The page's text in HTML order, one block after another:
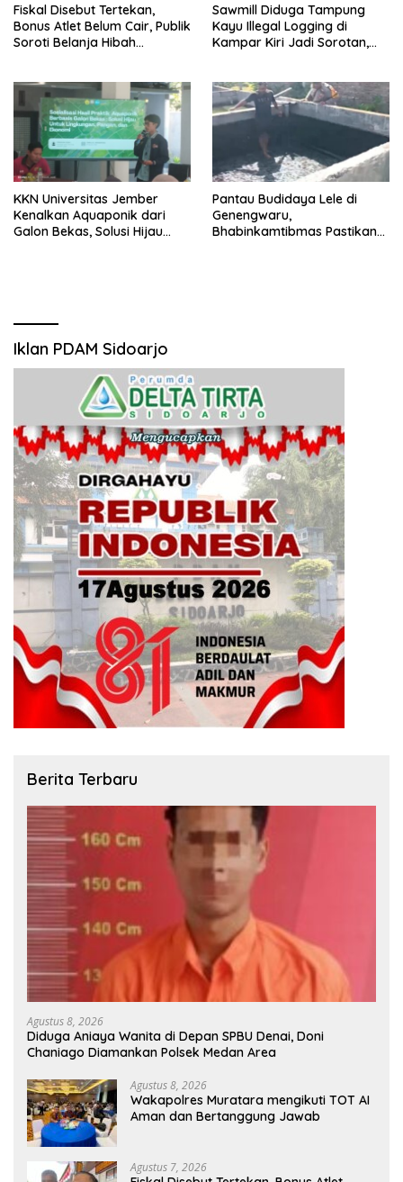
Fiskal Disebut Tertekan,
Bonus Atlet Belum Cair, Publik
Soroti Belanja Hibah
Sawmill Diduga Tampung
Kayu Illegal Logging di
Kampar Kiri Jadi Sorotan,
KKN Universitas Jember
Kenalkan Aquaponik dari
Galon Bekas, Solusi Hijau
Pantau Budidaya Lele di
Genengwaru,
Bhabinkamtibmas Pastikan
Iklan PDAM Sidoarjo
Berita Terbaru
Agustus 8, 2026
Diduga Aniaya Wanita di Depan SPBU Denai, Doni
Chaniago Diamankan Polsek Medan Area
Agustus 8, 2026
Wakapolres Muratara mengikuti TOT AI
Aman dan Bertanggung Jawab
Agustus 7, 2026